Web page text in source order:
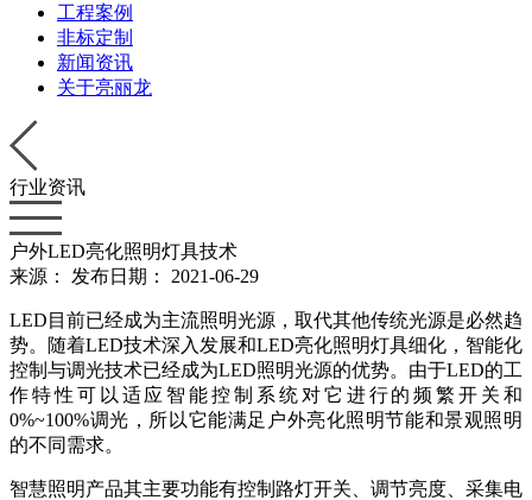
工程案例
非标定制
新闻资讯
关于亮丽龙
行业资讯
户外LED亮化照明灯具技术
来源： 发布日期： 2021-06-29
LED目前已经成为主流照明光源，取代其他传统光源是必然趋
势。随着LED技术深入 发展和LED亮化照明灯具细化，智能化
控制与调光技术已经成为LED照明光源的优势。由于LED的工
作特性可以适应智能控制系统对它进行的频繁开关和
0%~100%调光，所以它能满足户外亮化照明节能和景观照明
的不同需求。
智慧照明产品其主要功能有控制路灯开关、调节亮度、采集电